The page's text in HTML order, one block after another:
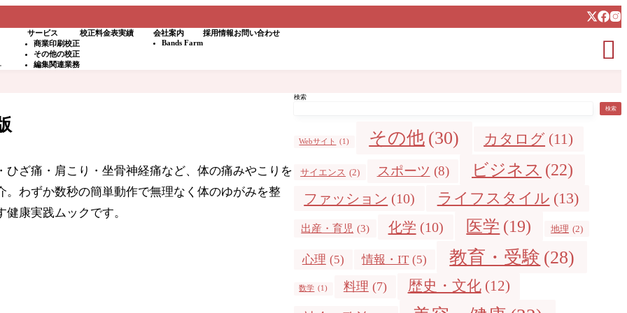
サービス
商業印刷校正
その他の校正
編集関連業務
校正料金表実績
会社案内
Bands Farm
採用情報お問い合わせ

ざ痛・肩こり・坐骨神経痛など、体の痛みやこりを
。わずか数秒の簡単動作で無理なく体のゆがみを整
康実践ムックです。
検索
検索
Webサイト (1) その他 (30) カタログ (11)
サイエンス (2) スポーツ (8) ビジネス (22)
ファッション (10) ライフスタイル (13)
出産・育児 (3) 化学 (10) 医学 (19) 地理 (2)
心理 (5) 情報・IT (5) 教育・受験 (28)
数学 (1) 料理 (7) 歴史・文化 (12)